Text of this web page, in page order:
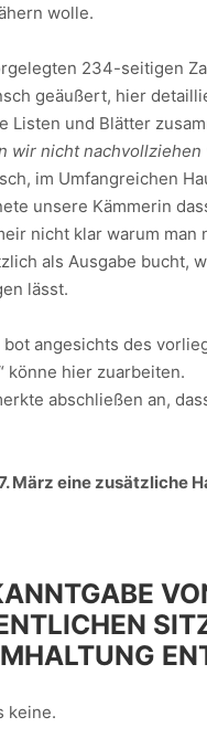
wolle.
234-seitigen
geäußert, hier
Listen und Blätter
wir nicht
im Umfangreichen
unsere Kämmerin
nicht klar warum
als Ausgabe bucht,
lässt.
bot angesichts des
könne hier zuarbeiten.
abschließen an,
März eine zusätzliche
keine.